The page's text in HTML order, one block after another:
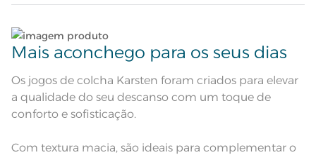
Atributos
Cantos quadrados; Matelassado
Composição
Corpo: 100% Poliéster; Manta de
enchimento: 100% Poliéster
Tamanho Super King
Cor
Lave tipos de tecidos distintos separadamente;
Não lave cores claras e cores escuras no mesmo
ciclo;
Lave as peças no ciclo leve, suave ou delicado de
Mais aconchego para os seus dias
Os jogos de colcha Karsten foram criados para elevar
a qualidade do seu descanso com um toque de
conforto e sofisticação.
Com textura macia, são ideais para complementar o